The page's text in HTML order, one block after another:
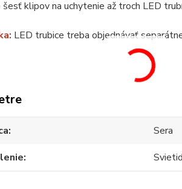
šesť klipov na uchytenie až troch LED
LED trubice treba objednávať
Sera